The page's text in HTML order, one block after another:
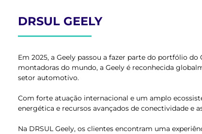
DRSUL GEELY
Em 2025, a Geely passou a fazer parte do portfólio
montadoras do mundo, a Geely é reconhecida
setor automotivo.
Com forte atuação internacional e um amplo
energética e recursos avançados de conectividade e
Na DRSUL Geely, os clientes encontram uma